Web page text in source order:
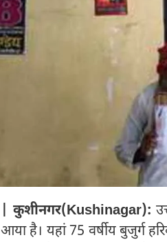
| कुशीनगर(Kushinagar):
है। यहां 75 वर्षीय बुजुर्ग